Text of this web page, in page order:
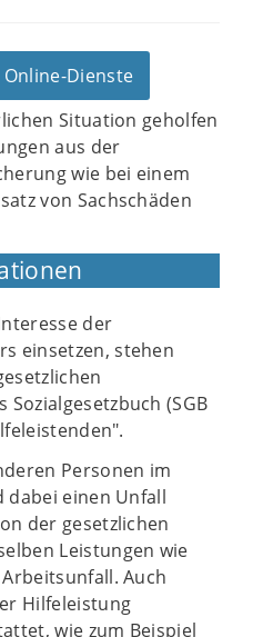
Online-Dienste
Situation geholfen
aus der
wie bei einem
von Sachschäden
der
einsetzen, stehen
(SGB
Personen im
dabei einen Unfall
der gesetzlichen
Leistungen wie
Auch
Hilfeleistung
wie zum Beispiel